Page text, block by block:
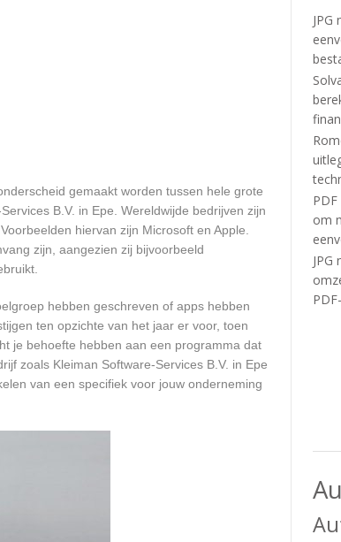
gemaakt worden tussen hele grote
B.V. in Epe. Wereldwijde bedrijven zijn
hiervan zijn Microsoft en Apple.
zijn, aangezien zij bijvoorbeeld
hebben geschreven of apps hebben
ten opzichte van het jaar er voor, toen
je behoefte hebben aan een programma dat
zoals Kleiman Software-Services B.V. in Epe
van een specifiek voor jouw onderneming
JPG
om
JPG